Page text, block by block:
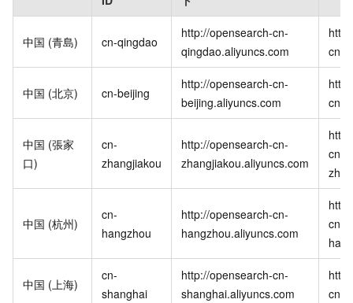
中国 (青島) cn-qingdao
http://opensearch-cn-
qingdao.aliyuncs.com
cn-
中国 (北京) cn-beijing
http://opensearch-cn-
beijing.aliyuncs.com
cn-
中国 (張家
口)
cn-
zhangjiakou
http://opensearch-cn-
zhangjiakou.aliyuncs.com
cn-
中国 (杭州)
cn-
hangzhou
http://opensearch-cn-
hangzhou.aliyuncs.com
cn-
中国 (上海)
cn-
shanghai
http://opensearch-cn-
shanghai.aliyuncs.com
cn-